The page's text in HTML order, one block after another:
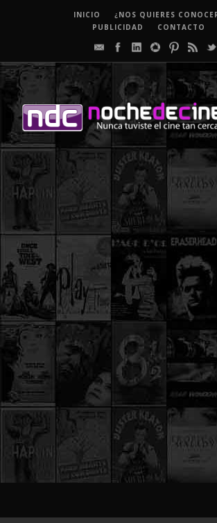
INICIO
¿NOS QUIERES
PUBLICIDAD
CONTACTO